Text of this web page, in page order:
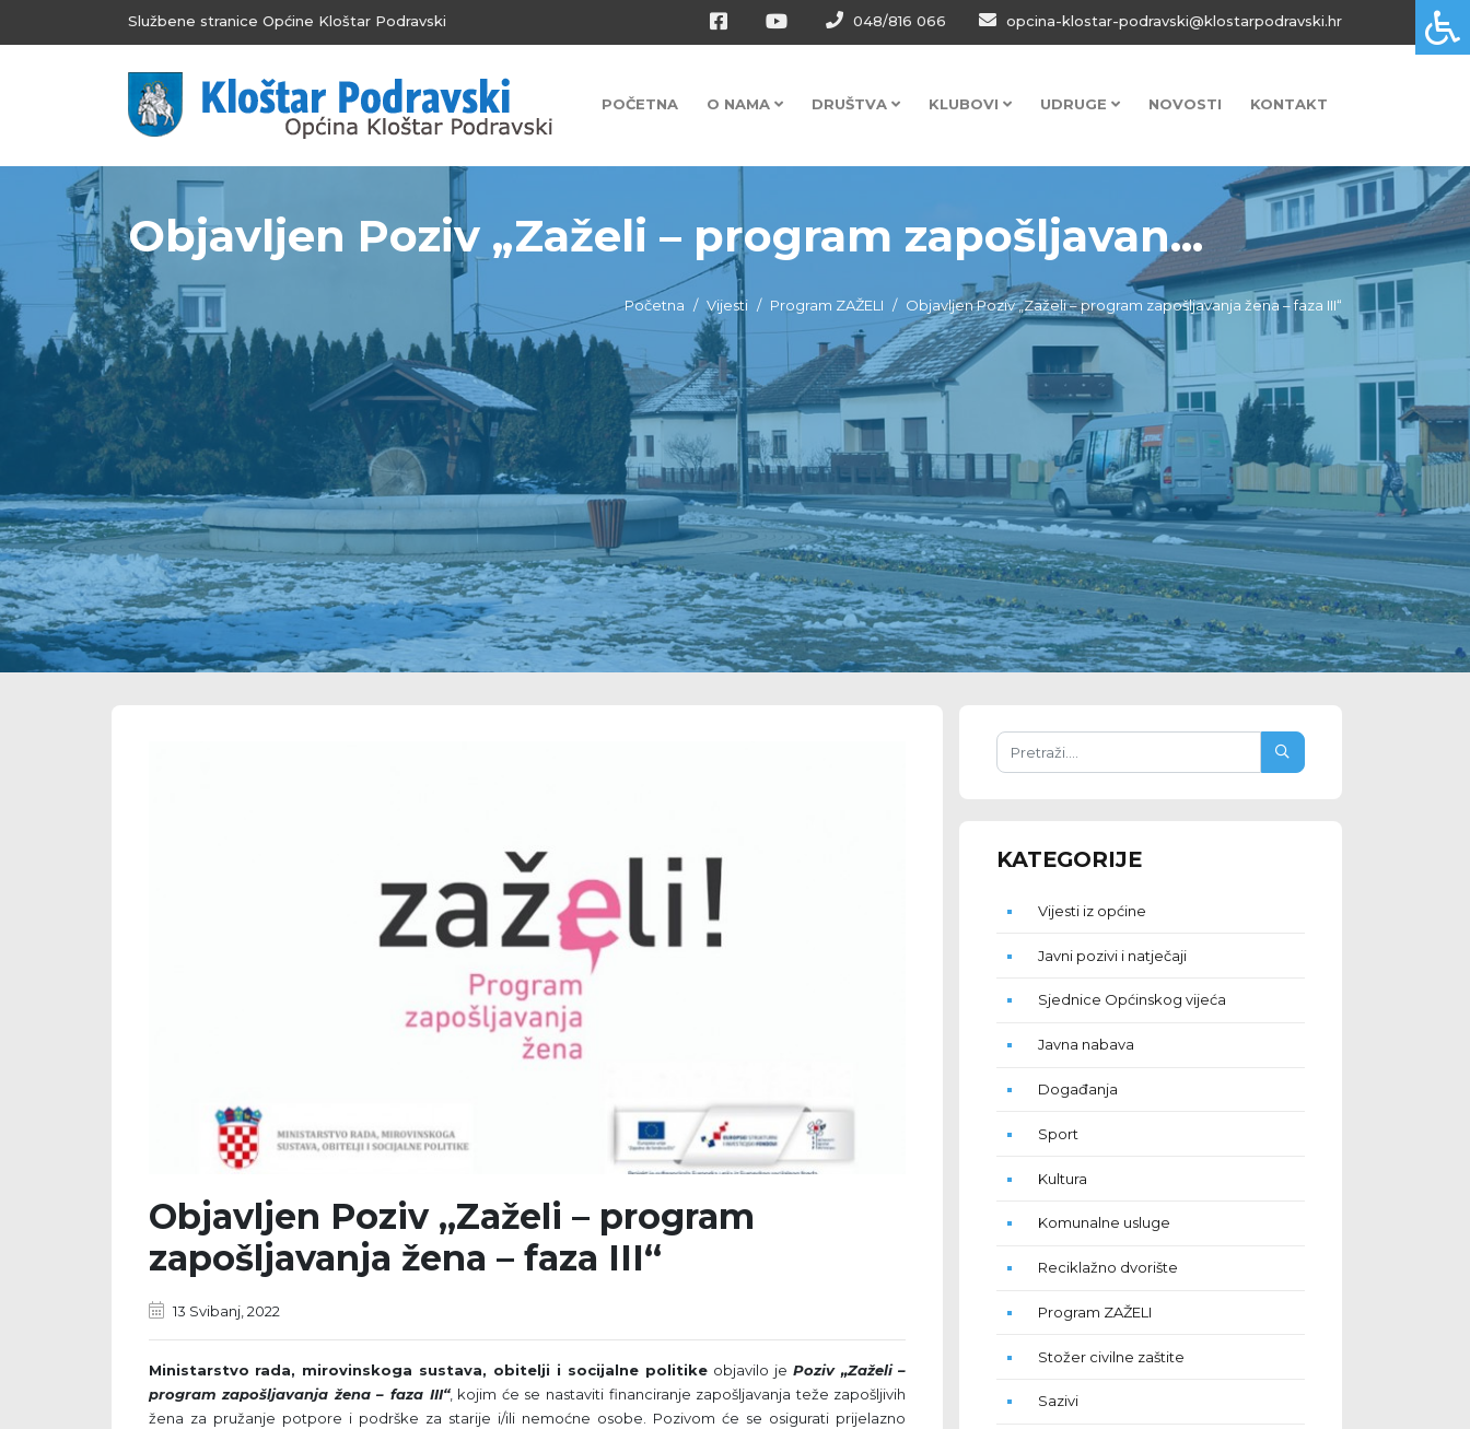
Službene stranice Općine Kloštar Podravski 048/816 066 opcina-klostar-podravski@klostarpodravski.hr
POČETNA O NAMA DRUŠTVA KLUBOVI UDRUGE NOVOSTI KONTAKT
Objavljen Poziv „Zaželi – program zapošljavan...
Početna Vijesti Program ZAŽELI Objavljen Poziv „Zaželi – program zapošljavanja žena – faza III“
Objavljen Poziv „Zaželi – program
zapošljavanja žena – faza III“
13 Svibanj, 2022
Ministarstvo rada, mirovinskoga sustava, obitelji i socijalne politikeobjavilo je Poziv „Zaželi –
program zapošljavanja žena – faza III“, kojim će se nastaviti financiranje zapošljavanja teže zapošljivih
žena za pružanje potpore i podrške za starije i/ili nemoćne osobe. Pozivom će se osigurati prijelazno
KATEGORIJE
Vijesti iz općine
Javni pozivi i natječaji
Sjednice Općinskog vijeća
Javna nabava
Događanja
Sport
Kultura
Komunalne usluge
Reciklažno dvorište
Program ZAŽELI
Stožer civilne zaštite
Sazivi